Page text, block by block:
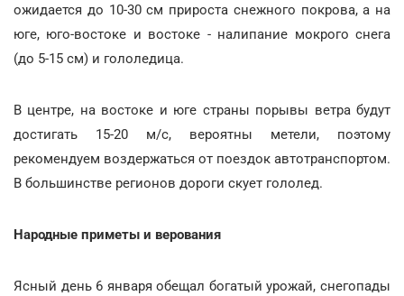
ожидается до 10-30 см прироста снежного покрова, а на
юге, юго-востоке и востоке - налипание мокрого снега
(до 5-15 см) и гололедица.
В центре, на востоке и юге страны порывы ветра будут
достигать 15-20 м/с, вероятны метели, поэтому
рекомендуем воздержаться от поездок автотранспортом.
В большинстве регионов дороги скует гололед.
Народные приметы и верования
Ясный день 6 января обещал богатый урожай, снегопады